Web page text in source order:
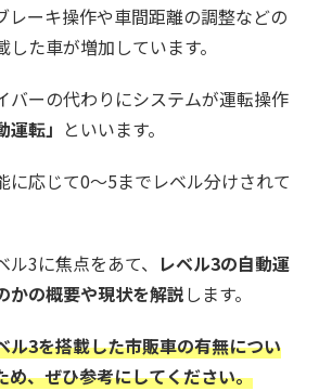
レーキ操作や車間距離の調整などの
た車が増加しています。
バーの代わりにシステムが運転操作
運転」 といいます。
に応じて0〜5までレベル分けされて
3に焦点をあて、 レベル3の自動運
かの概要や現状を解説します。
ル3を搭載した市販車の有無につい
め、ぜひ参考にしてください。